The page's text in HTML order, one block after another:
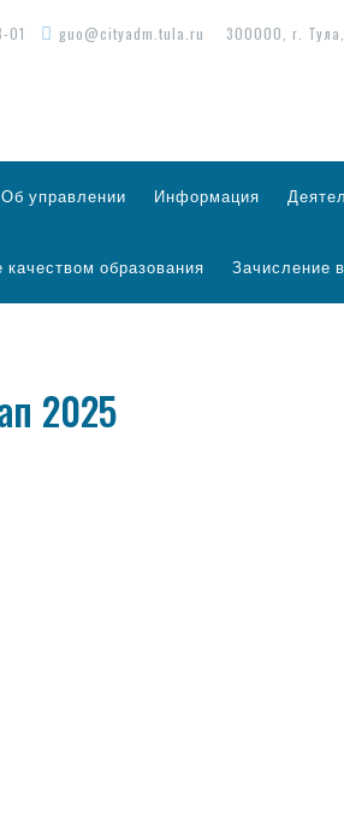
01 guo@cityadm.tula.ru
300000, г.
Об управлении Информация
качеством образования Зачисление
2025